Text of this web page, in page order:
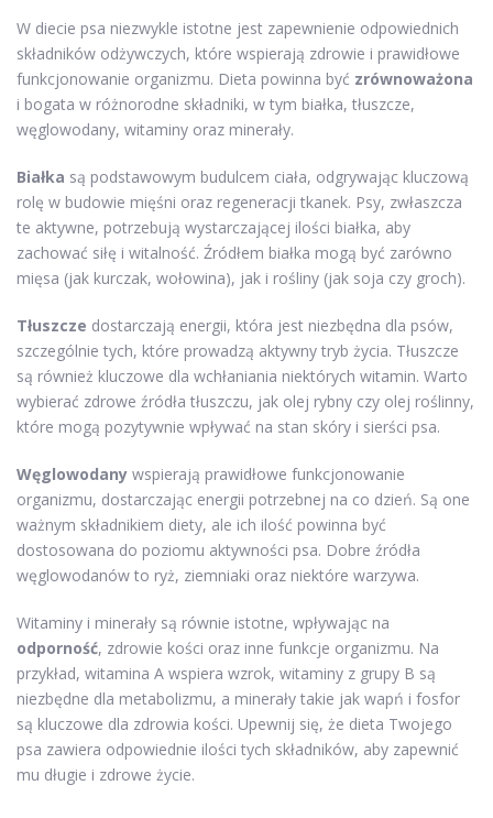
W diecie psa niezwykle istotne jest zapewnienie odpowiednich
składników odżywczych, które wspierają zdrowie i prawidłowe
funkcjonowanie organizmu. Dieta powinna być zrównoważona
i bogata w różnorodne składniki, w tym białka, tłuszcze,
węglowodany, witaminy oraz minerały.
Białka są podstawowym budulcem ciała, odgrywając kluczową
rolę w budowie mięśni oraz regeneracji tkanek. Psy, zwłaszcza
te aktywne, potrzebują wystarczającej ilości białka, aby
zachować siłę i witalność. Źródłem białka mogą być zarówno
mięsa (jak kurczak, wołowina), jak i rośliny (jak soja czy groch).
Tłuszcze dostarczają energii, która jest niezbędna dla psów,
szczególnie tych, które prowadzą aktywny tryb życia. Tłuszcze
są również kluczowe dla wchłaniania niektórych witamin. Warto
wybierać zdrowe źródła tłuszczu, jak olej rybny czy olej roślinny,
które mogą pozytywnie wpływać na stan skóry i sierści psa.
Węglowodany wspierają prawidłowe funkcjonowanie
organizmu, dostarczając energii potrzebnej na co dzień. Są one
ważnym składnikiem diety, ale ich ilość powinna być
dostosowana do poziomu aktywności psa. Dobre źródła
węglowodanów to ryż, ziemniaki oraz niektóre warzywa.
Witaminy i minerały są równie istotne, wpływając na
odporność, zdrowie kości oraz inne funkcje organizmu. Na
przykład, witamina A wspiera wzrok, witaminy z grupy B są
niezbędne dla metabolizmu, a minerały takie jak wapń i fosfor
są kluczowe dla zdrowia kości. Upewnij się, że dieta Twojego
psa zawiera odpowiednie ilości tych składników, aby zapewnić
mu długie i zdrowe życie.